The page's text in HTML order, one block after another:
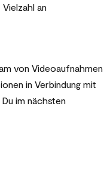
an
von Videoaufnahmen
in Verbindung mit
im nächsten